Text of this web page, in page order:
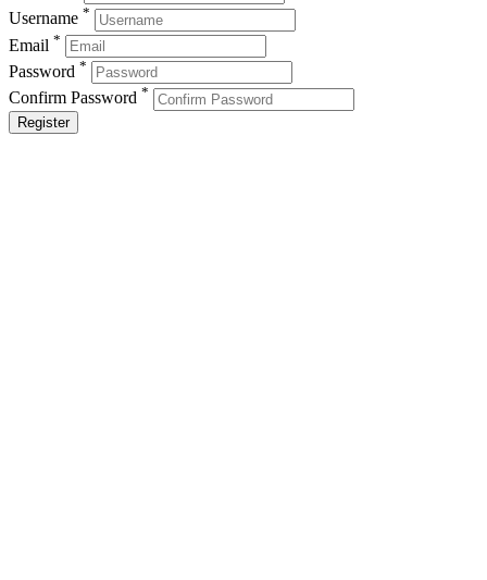
Username *
Email *
Password *
Confirm Password *
Register